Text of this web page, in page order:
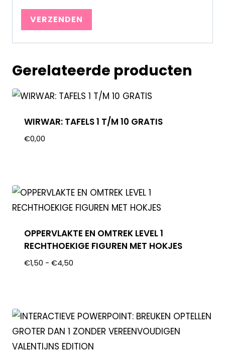
Gerelateerde producten
WIRWAR: TAFELS 1 T/M 10 GRATIS
€0,00
OPPERVLAKTE EN OMTREK LEVEL 1
RECHTHOEKIGE FIGUREN MET HOKJES
€1,50 - €4,50